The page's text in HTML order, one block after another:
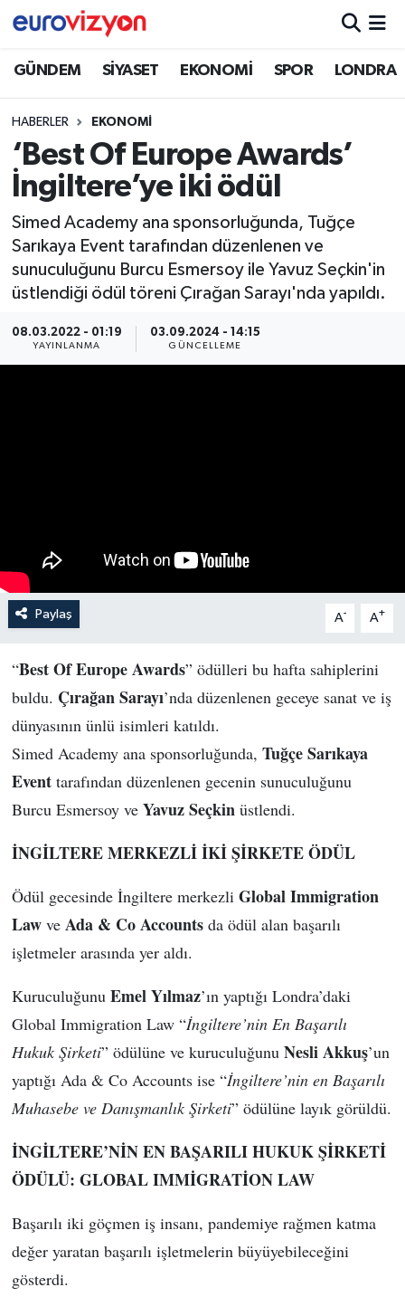
GÜNDEM SİYASET EKONOMİ SPOR LONDRA
HABERLER EKONOMİ
‘Best Of Europe Awards’
İngiltere’ye iki ödül
Simed Academy ana sponsorluğunda, Tuğçe
Sarıkaya Event tarafından düzenlenen ve
sunuculuğunu Burcu Esmersoy ile Yavuz Seçkin'in
üstlendiği ödül töreni Çırağan Sarayı'nda yapıldı.
08.03.2022 - 01:19
YAYINLANMA
03.09.2024 - 14:15
GÜNCELLEME
Paylaş A- A+
“Best Of Europe Awards” ödülleri bu hafta sahiplerini
buldu. Çırağan Sarayı’nda düzenlenen geceye sanat ve iş
dünyasının ünlü isimleri katıldı.
Simed Academy ana sponsorluğunda, Tuğçe Sarıkaya
Eventtarafından düzenlenen gecenin sunuculuğunu
Burcu Esmersoy ve Yavuz Seçkin üstlendi.
İNGİLTERE MERKEZLİ İKİ ŞİRKETE ÖDÜL
Ödül gecesinde İngiltere merkezli Global Immigration
Lawve Ada & Co Accountsda ödül alan başarılı
işletmeler arasında yer aldı.
Kuruculuğunu Emel Yılmaz’ın yaptığı Londra’daki
Global Immigration Law “İngiltere’nin En Başarılı
Hukuk Şirketi” ödülüne ve kuruculuğunu Nesli Akkuş’un
yaptığı Ada & Co Accounts ise “İngiltere’nin en Başarılı
Muhasebe ve Danışmanlık Şirketi” ödülüne layık görüldü.
İNGİLTERE’NİN EN BAŞARILI HUKUK ŞİRKETİ
ÖDÜLÜ: GLOBAL IMMİGRATİON LAW
Başarılı iki göçmen iş insanı, pandemiye rağmen katma
değer yaratan başarılı işletmelerin büyüyebileceğini
gösterdi.